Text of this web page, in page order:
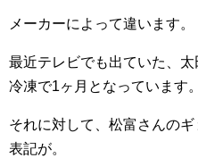
メーカーによって違います。
最近テレビでも出ていた、太
冷凍で1ヶ月となっています。
それに対して、松富さんの
表記が。